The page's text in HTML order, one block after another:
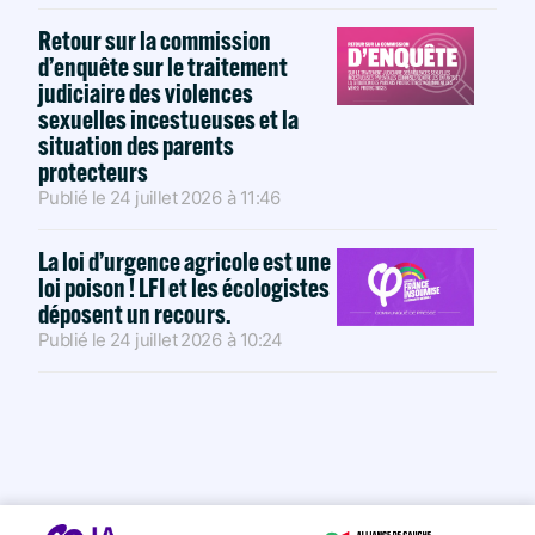
Retour sur la commission
d’enquête sur le traitement
judiciaire des violences
sexuelles incestueuses et la
situation des parents
protecteurs
Publié le 24 juillet 2026 à 11:46
La loi d’urgence agricole est une
loi poison ! LFI et les écologistes
déposent un recours.
Publié le 24 juillet 2026 à 10:24